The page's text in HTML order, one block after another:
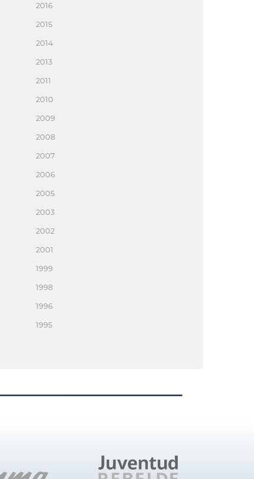
2016
2015
2014
2013
2011
2010
2009
2008
2007
2006
2005
2003
2002
2001
1999
1998
1996
1995